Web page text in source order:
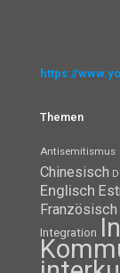
https://
Themen
Antisemitismus
Chinesisch
Englisch
Französisch
Integration